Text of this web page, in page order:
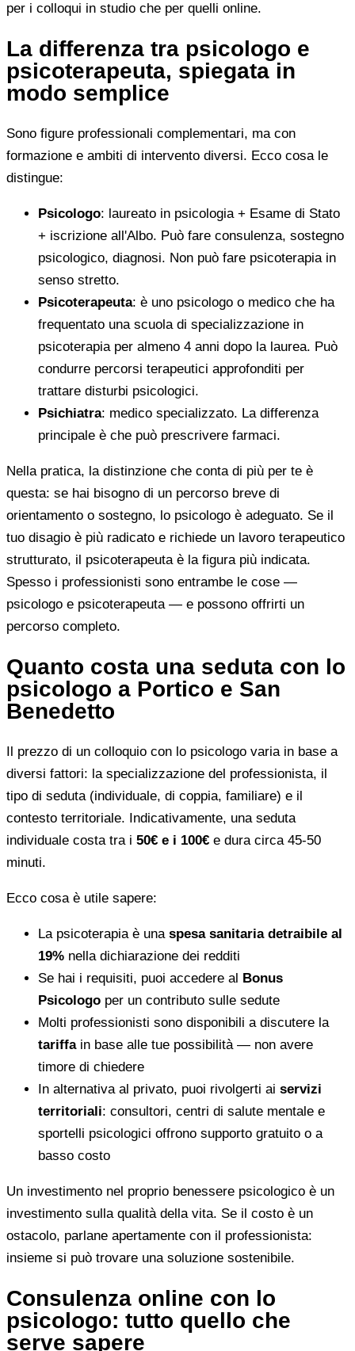
per i colloqui in studio che per quelli online.
La differenza tra psicologo e
psicoterapeuta, spiegata in
modo semplice
Sono figure professionali complementari, ma con
formazione e ambiti di intervento diversi. Ecco cosa le
distingue:
Psicologo: laureato in psicologia + Esame di Stato
+ iscrizione all'Albo. Può fare consulenza, sostegno
psicologico, diagnosi. Non può fare psicoterapia in
senso stretto.
Psicoterapeuta: è uno psicologo o medico che ha
frequentato una scuola di specializzazione in
psicoterapia per almeno 4 anni dopo la laurea. Può
condurre percorsi terapeutici approfonditi per
trattare disturbi psicologici.
Psichiatra: medico specializzato. La differenza
principale è che può prescrivere farmaci.
Nella pratica, la distinzione che conta di più per te è
questa: se hai bisogno di un percorso breve di
orientamento o sostegno, lo psicologo è adeguato. Se il
tuo disagio è più radicato e richiede un lavoro terapeutico
strutturato, il psicoterapeuta è la figura più indicata.
Spesso i professionisti sono entrambe le cose —
psicologo e psicoterapeuta — e possono offrirti un
percorso completo.
Quanto costa una seduta con lo
psicologo a Portico e San
Benedetto
Il prezzo di un colloquio con lo psicologo varia in base a
diversi fattori: la specializzazione del professionista, il
tipo di seduta (individuale, di coppia, familiare) e il
contesto territoriale. Indicativamente, una seduta
individuale costa tra i 50€ e i 100€ e dura circa 45-50
minuti.
Ecco cosa è utile sapere:
La psicoterapia è una spesa sanitaria detraibile al
19% nella dichiarazione dei redditi
Se hai i requisiti, puoi accedere al Bonus
Psicologo per un contributo sulle sedute
Molti professionisti sono disponibili a discutere la
tariffain base alle tue possibilità — non avere
timore di chiedere
In alternativa al privato, puoi rivolgerti ai servizi
territoriali: consultori, centri di salute mentale e
sportelli psicologici offrono supporto gratuito o a
basso costo
Un investimento nel proprio benessere psicologico è un
investimento sulla qualità della vita. Se il costo è un
ostacolo, parlane apertamente con il professionista:
insieme si può trovare una soluzione sostenibile.
Consulenza online con lo
psicologo: tutto quello che
serve sapere